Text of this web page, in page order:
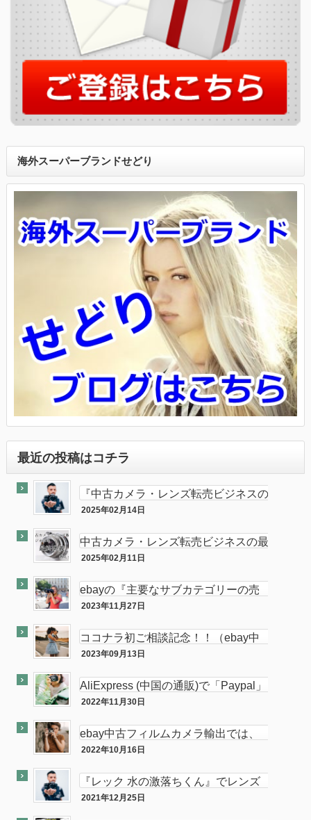
海外スーパーブランドせどり
最近の投稿はコチラ
『中古カメラ・レンズ転売ビジネスの
最終奥義教えます』のebay輸出会員
2025年02月14日
中古カメラ・レンズ転売ビジネスの最
終奥義教えます…を販売開始し数ヶ月
2025年02月11日
ebayの『主要なサブカテゴリーの売
れ筋』がカメラである件
2023年11月27日
ココナラ初ご相談記念！！（ebay中
古フィルムカメラ輸出の相談をお受け
2023年09月13日
AliExpress (中国の通販)で「Paypal」
使って買い物してみた
2022年11月30日
ebay中古フィルムカメラ輸出では、
意外と「二眼カメラ」がオススメ…か
2022年10月16日
『レック 水の激落ちくん』でレンズ
のカビが簡単に落とせてふき取りも超
2021年12月25日